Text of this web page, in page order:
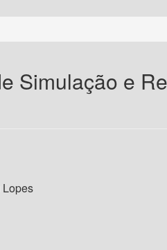
Simulação e
Lopes